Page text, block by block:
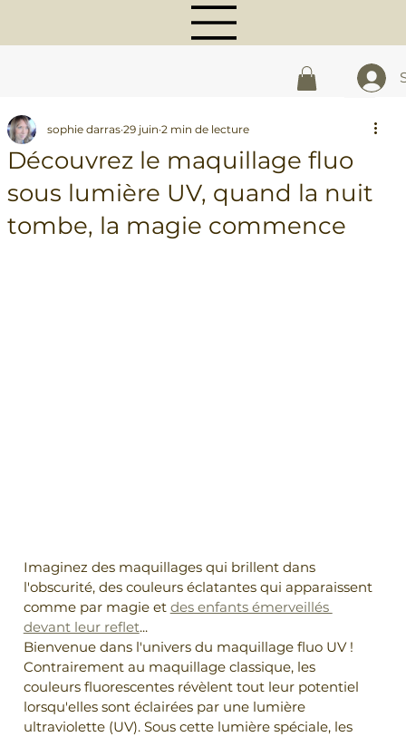
Découvrez le maquillage fluo
sous lumière UV, quand la nuit
tombe, la magie commence
sophie darras 29 juin 2 min de lecture
Imaginez des maquillages qui brillent dans
l'obscurité, des couleurs éclatantes qui apparaissent
comme par magie et des enfants émerveillés
devant leur reflet...
Bienvenue dans l'univers du maquillage fluo UV !
Contrairement au maquillage classique, les
couleurs fluorescentes révèlent tout leur potentiel
lorsqu'elles sont éclairées par une lumière
ultraviolette (UV). Sous cette lumière spéciale, les